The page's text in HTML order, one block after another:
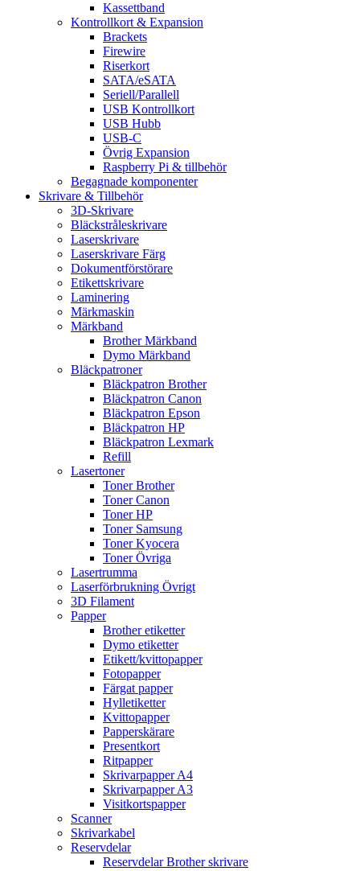
Kassettband
Kontrollkort & Expansion
Brackets
Firewire
Riserkort
SATA/eSATA
Seriell/Parallell
USB Kontrollkort
USB Hubb
USB-C
Övrig Expansion
Raspberry Pi & tillbehör
Begagnade komponenter
Skrivare & Tillbehör
3D-Skrivare
Bläckstråleskrivare
Laserskrivare
Laserskrivare Färg
Dokumentförstörare
Etikettskrivare
Laminering
Märkmaskin
Märkband
Brother Märkband
Dymo Märkband
Bläckpatroner
Bläckpatron Brother
Bläckpatron Canon
Bläckpatron Epson
Bläckpatron HP
Bläckpatron Lexmark
Refill
Lasertoner
Toner Brother
Toner Canon
Toner HP
Toner Samsung
Toner Kyocera
Toner Övriga
Lasertrumma
Laserförbrukning Övrigt
3D Filament
Papper
Brother etiketter
Dymo etiketter
Etikett/kvittopapper
Fotopapper
Färgat papper
Hylletiketter
Kvittopapper
Papperskärare
Presentkort
Ritpapper
Skrivarpapper A4
Skrivarpapper A3
Visitkortspapper
Scanner
Skrivarkabel
Reservdelar
Reservdelar Brother skrivare